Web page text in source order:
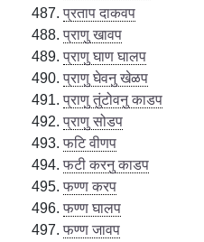
प्रताप दाकवप
प्राणु खावप
प्राणु घाण घालप
प्राणु घेवनु खेळप
प्राणु तुंटोवनु काडप
प्राणु सोडप
फटि वीणप
फटी करनु काडप
फण्ण करप
फण्ण घालप
फण्ण जावप